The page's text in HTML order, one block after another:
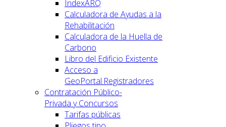
IndexARQ
Calculadora de Ayudas a la
Rehabilitación
Calculadora de la Huella de
Carbono
Libro del Edificio Existente
Acceso a
GeoPortal.Registradores
Contratación Público-
Privada y Concursos
Tarifas públicas